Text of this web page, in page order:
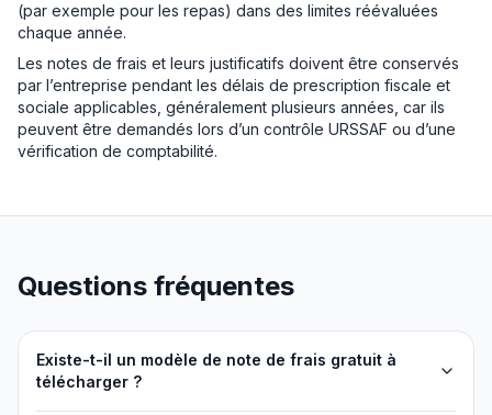
(par exemple pour les repas) dans des limites réévaluées
chaque année.
Les notes de frais et leurs justificatifs doivent être conservés
par l’entreprise pendant les délais de prescription fiscale et
sociale applicables, généralement plusieurs années, car ils
peuvent être demandés lors d’un contrôle URSSAF ou d’une
vérification de comptabilité.
Questions fréquentes
Existe-t-il un modèle de note de frais gratuit à
télécharger ?